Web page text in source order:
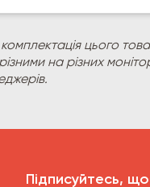
цього
на різних
Підписуйтесь,